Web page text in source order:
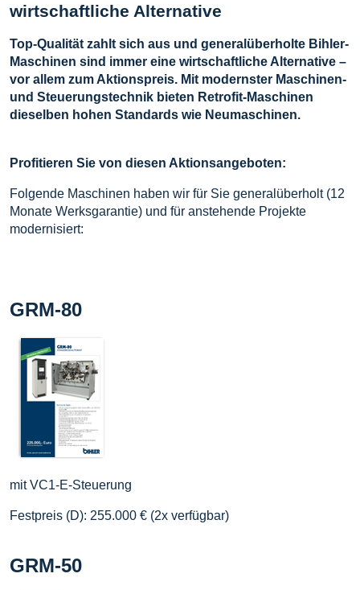
wirtschaftliche Alternative
Top-Qualität zahlt sich aus und generalüberholte Bihler-
Maschinen sind immer eine wirtschaftliche Alternative –
vor allem zum Aktionspreis. Mit modernster Maschinen-
und Steuerungstechnik bieten Retrofit-Maschinen
dieselben hohen Standards wie Neumaschinen.
Profitieren Sie von diesen Aktionsangeboten:
Folgende Maschinen haben wir für Sie generalüberholt (12
Monate Werksgarantie) und für anstehende Projekte
modernisiert:
GRM-80
mit VC1-E-Steuerung
Festpreis (D): 255.000 € (2x verfügbar)
GRM-50